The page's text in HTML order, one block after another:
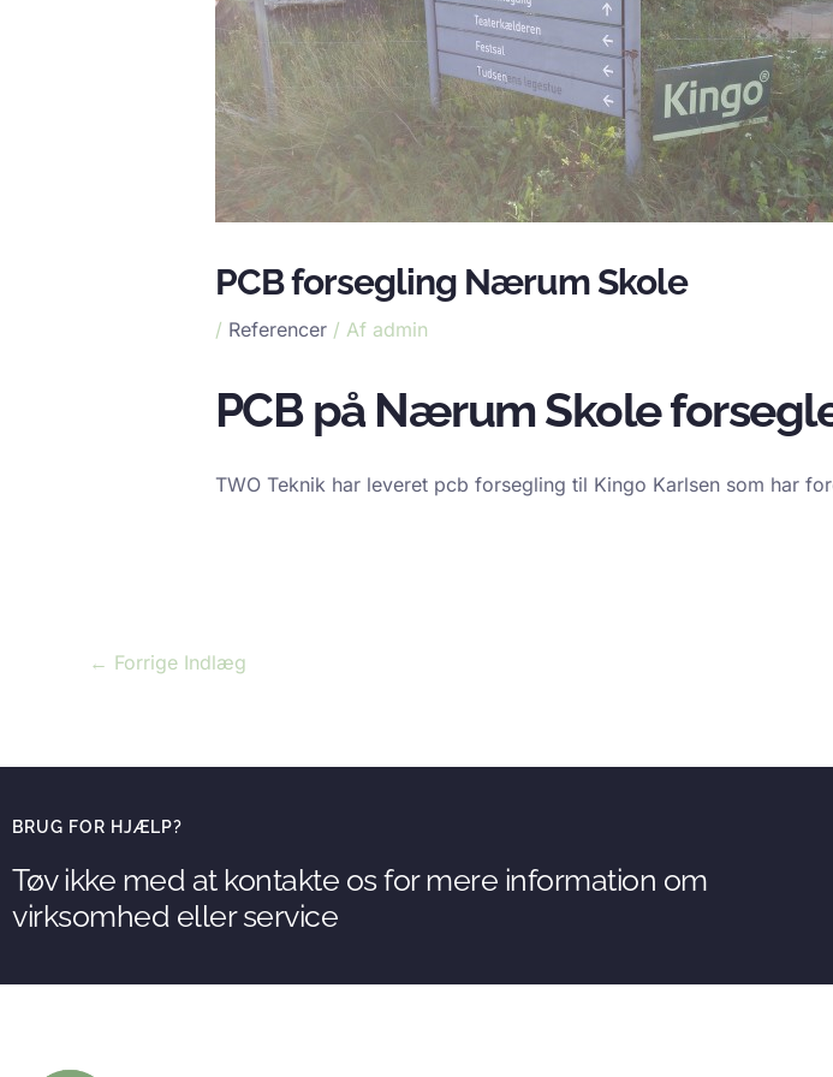
PCB forsegling Nærum Skole
/ Referencer/ Af admin
PCB på Nærum Skole
TWO Teknik har leveret pcb forsegling til Kingo Karlsen som har
← Forrige Indlæg
BRUG FOR HJÆLP?
Tøv ikke med at kontakte os for mere information om
virksomhed eller service